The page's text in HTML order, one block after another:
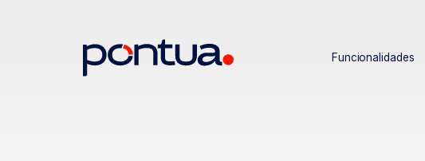
Funcionalidades